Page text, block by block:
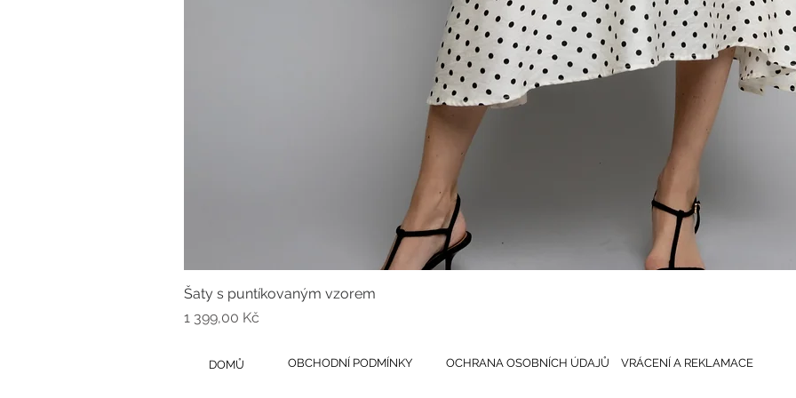
Šaty s puntíkovaným vzorem
Cena
1 399,00 Kč
DOMŮ OBCHODNÍ PODMÍNKY OCHRANA OSOBNÍCH ÚDAJŮ VRÁCENÍ A REKLAMACE